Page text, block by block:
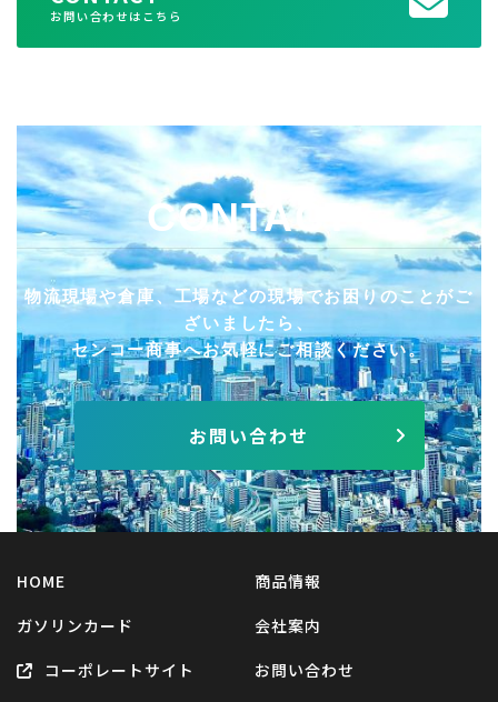
お問い合わせはこちら
CONTACT
物流現場や倉庫、工場などの現場でお困りのことがご
ざいましたら、
センコー商事へお気軽にご相談ください。
お問い合わせ
HOME
商品情報
ガソリンカード
会社案内
コーポレートサイト
お問い合わせ